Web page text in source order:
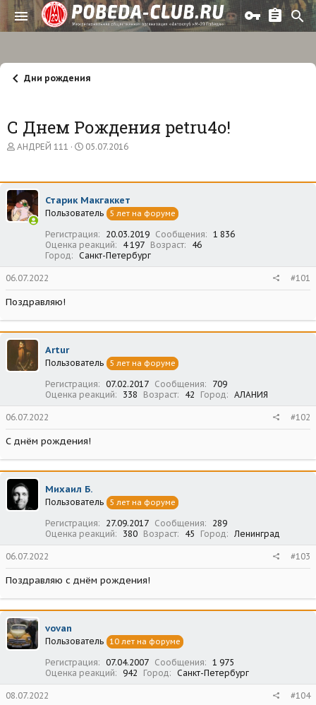
Дни рождения
С Днем Рождения petru4o!
А
о
р
т
е
АНДРЕЙ 111
Д
а
а
ч
л
а
05.07.2016
Старик Макгаккет
Пользователь 5 лет на форуме
Регистрация 20.03.2019 Сообщения
1 836
Оценка реакций
4 197 Возраст
46
Город
Санкт-Петербург
06.07.2022 #101
Поздравляю!
Artur
Пользователь 5 лет на форуме
Регистрация 07.02.2017 Сообщения
709
Оценка реакций
338 Возраст 42 Город АЛАНИЯ
06.07.2022 #102
С днём рождения!
Михаил Б.
Пользователь 5 лет на форуме
Регистрация 27.09.2017 Сообщения
289
Оценка реакций
380 Возраст 45 Город Ленинград
06.07.2022 #103
Поздравляю с днём рождения!
vovan
Пользователь 10 лет на форуме
Регистрация 07.04.2007 Сообщения
1 975
Оценка реакций
942 Город Санкт-Петербург
08.07.2022 #104